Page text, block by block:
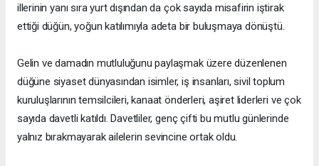
illerinin yanı sıra yurt dışından da çok sayıda misafirin iştirak
ettiği düğün, yoğun katılımıyla adeta bir buluşmaya dönüştü.
Gelin ve damadın mutluluğunu paylaşmak üzere düzenlenen
düğüne siyaset dünyasından isimler, iş insanları, sivil toplum
kuruluşlarının temsilcileri, kanaat önderleri, aşiret liderleri ve çok
sayıda davetli katıldı. Davetliler, genç çifti bu mutlu günlerinde
yalnız bırakmayarak ailelerin sevincine ortak oldu.